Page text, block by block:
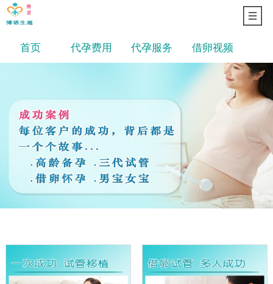
首页 代孕费用 代孕服务 借卵视频